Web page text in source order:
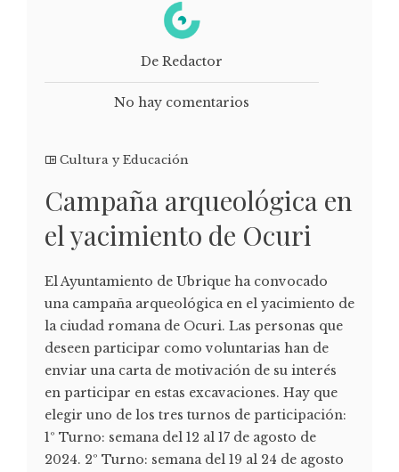
De Redactor
No hay comentarios
Cultura y Educación
Campaña arqueológica en
el yacimiento de Ocuri
El Ayuntamiento de Ubrique ha convocado
una campaña arqueológica en el yacimiento de
la ciudad romana de Ocuri. Las personas que
deseen participar como voluntarias han de
enviar una carta de motivación de su interés
en participar en estas excavaciones. Hay que
elegir uno de los tres turnos de participación:
1º Turno: semana del 12 al 17 de agosto de
2024. 2º Turno: semana del 19 al 24 de agosto